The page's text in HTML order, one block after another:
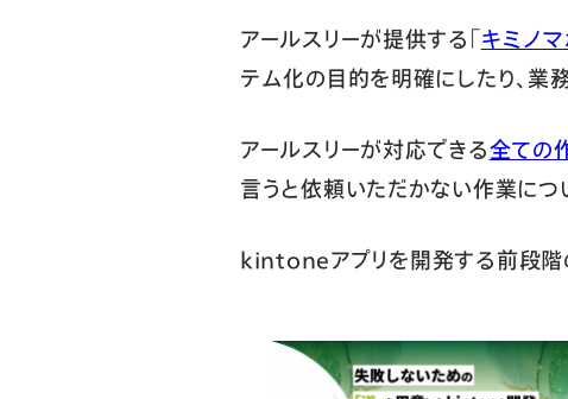
アールスリーが提供する「キミノ
テム化の目的を明確にしたり、業
アールスリーが対応できる全ての
言うと依頼いただかない作業につ
kintoneアプリを開発する前段階の